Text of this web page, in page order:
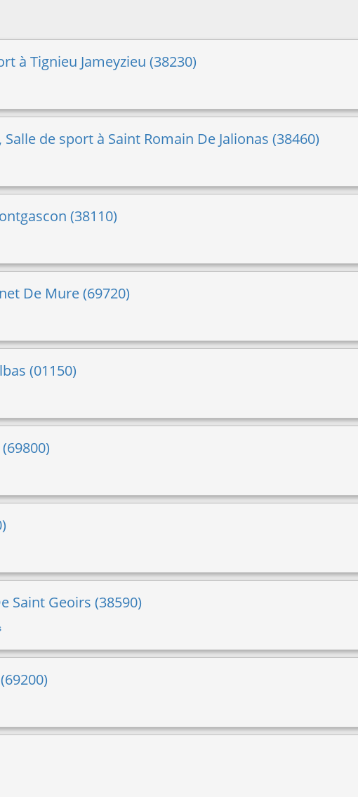
à Tignieu Jameyzieu (38230)
de sport à Saint Romain De Jalionas (38460)
(38110)
De Mure (69720)
(01150)
Saint Geoirs (38590)